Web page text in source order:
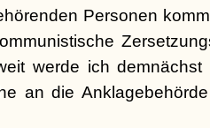
Personen
werde ich
an die